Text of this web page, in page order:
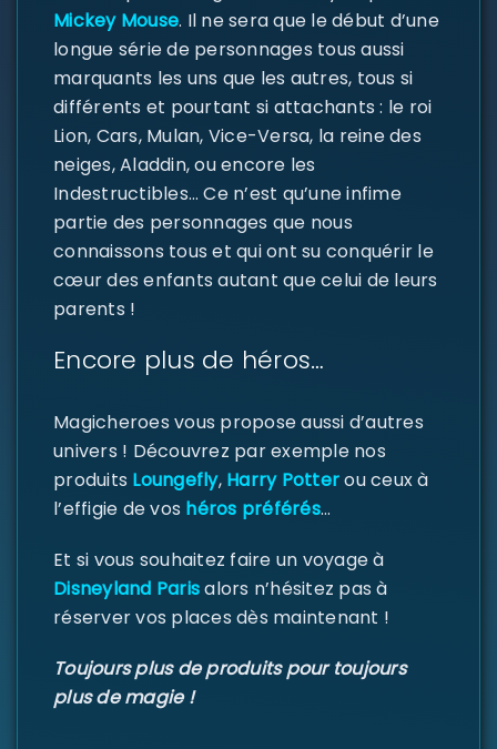
CONNECTER
ou e-mail*
de passe *
Se souvenir de moi
SE CONNECTER
DE PASSE PERDU ?
Mickey Mouse. Il ne sera que le début d’une
longue série de personnages tous aussi
marquants les uns que les autres, tous si
différents et pourtant si attachants : le roi
Lion, Cars, Mulan, Vice-Versa, la reine des
neiges, Aladdin, ou encore les
Indestructibles… Ce n’est qu’une infime
partie des personnages que nous
connaissons tous et qui ont su conquérir le
cœur des enfants autant que celui de leurs
parents !
Encore plus de héros…
Magicheroes vous propose aussi d’autres
univers ! Découvrez par exemple nos
produits Loungefly,Harry Potterou ceux à
l’effigie de vos héros préférés…
Et si vous souhaitez faire un voyage à
Disneyland Parisalors n’hésitez pas à
réserver vos places dès maintenant !
Toujours plus de produits pour toujours
plus de magie !